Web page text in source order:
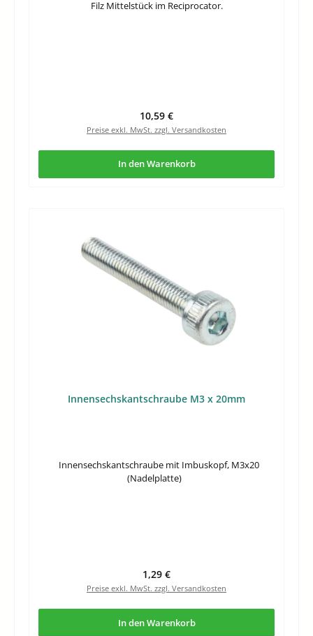
Filz Mittelstück im Reciprocator.
Regulärer Preis:
10,59 €
Preise exkl. MwSt. zzgl. Versandkosten
In den Warenkorb
Innensechskantschraube M3 x 20mm
Innensechskantschraube mit Imbuskopf, M3x20
(Nadelplatte)
Regulärer Preis:
1,29 €
Preise exkl. MwSt. zzgl. Versandkosten
In den Warenkorb